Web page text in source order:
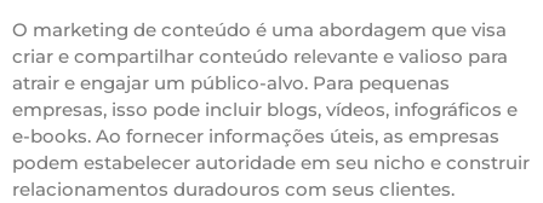
O marketing de conteúdo é uma abordagem que visa
criar e compartilhar conteúdo relevante e valioso para
atrair e engajar um público-alvo. Para pequenas
empresas, isso pode incluir blogs, vídeos, infográficos e
e-books. Ao fornecer informações úteis, as empresas
podem estabelecer autoridade em seu nicho e construir
relacionamentos duradouros com seus clientes.